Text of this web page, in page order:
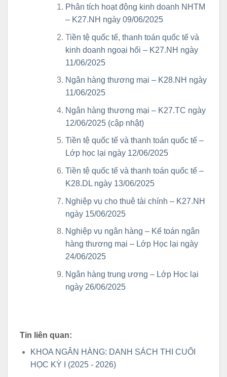
Phân tích hoạt động kinh doanh NHTM
– K27.NH ngày 09/06/2025
Tiền tệ quốc tế, thanh toán quốc tế và
kinh doanh ngoại hối – K27.NH ngày
11/06/2025
Ngân hàng thương mại – K28.NH ngày
11/06/2025
Ngân hàng thương mại – K27.TC ngày
12/06/2025 (cập nhật)
Tiền tệ quốc tế và thanh toán quốc tế –
Lớp học lại ngày 12/06/2025
Tiền tệ quốc tế và thanh toán quốc tế –
K28.DL ngày 13/06/2025
Nghiệp vụ cho thuê tài chính – K27.NH
ngày 15/06/2025
Nghiệp vụ ngân hàng – Kế toán ngân
hàng thương mại – Lớp Học lại ngày
24/06/2025
Ngân hàng trung ương – Lớp Học lại
ngày 26/06/2025
Tin liên quan:
KHOA NGÂN HÀNG: DANH SÁCH THI CUỐI
HỌC KỲ I (2025 - 2026)